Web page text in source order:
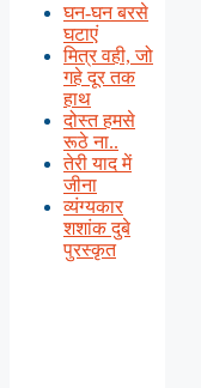
घन-घन बरसे
घटाएं
मित्र वही, जो
गहे दूर तक
हाथ
दोस्त हमसे
रूठे ना..
तेरी याद में
जीना
व्यंग्यकार
शशांक दुबे
पुरस्कृत